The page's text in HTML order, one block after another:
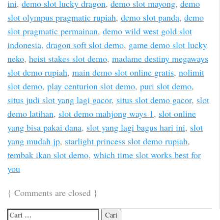
ini, demo slot lucky dragon, demo slot mayong, demo
slot olympus pragmatic rupiah, demo slot panda, demo
slot pragmatic permainan, demo wild west gold slot
indonesia, dragon soft slot demo, game demo slot lucky
neko, heist stakes slot demo, madame destiny megaways
slot demo rupiah, main demo slot online gratis, nolimit
slot demo, play centurion slot demo, puri slot demo,
situs judi slot yang lagi gacor, situs slot demo gacor, slot
demo latihan, slot demo mahjong ways 1, slot online
yang bisa pakai dana, slot yang lagi bagus hari ini, slot
yang mudah jp, starlight princess slot demo rupiah,
tembak ikan slot demo, which time slot works best for
you
{ Comments are closed }